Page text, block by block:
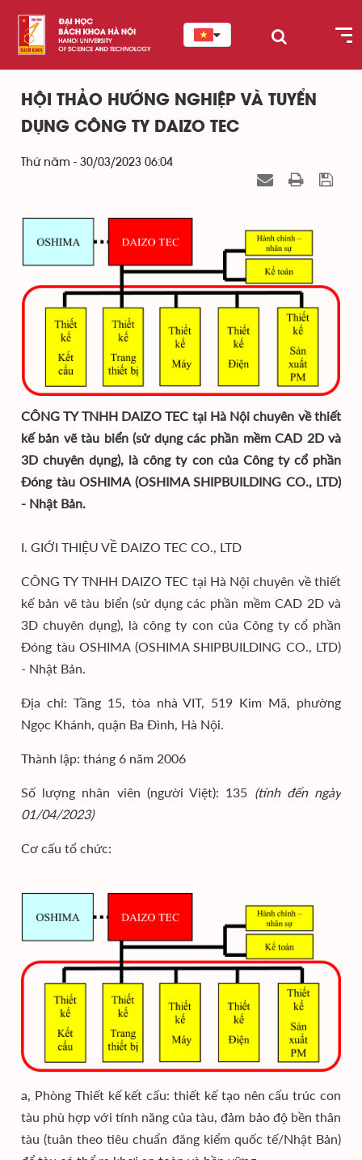
HỘI THẢO HƯỚNG NGHIỆP VÀ TUYỂN
DỤNG CÔNG TY DAIZO TEC
Thứ năm - 30/03/2023 06:04
CÔNG TY TNHH DAIZO TEC tại Hà Nội chuyên về thiết
kế bản vẽ tàu biển (sử dụng các phần mềm CAD 2D và
3D chuyên dụng), là công ty con của Công ty cổ phần
Đóng tàu OSHIMA (OSHIMA SHIPBUILDING CO., LTD)
- Nhật Bản.
I. GIỚI THIỆU VỀ DAIZO TEC CO., LTD
CÔNG TY TNHH DAIZO TEC tại Hà Nội chuyên về thiết
kế bản vẽ tàu biển (sử dụng các phần mềm CAD 2D và
3D chuyên dụng), là công ty con của Công ty cổ phần
Đóng tàu OSHIMA (OSHIMA SHIPBUILDING CO., LTD)
- Nhật Bản.
Địa chỉ: Tầng 15, tòa nhà VIT, 519 Kim Mã, phường
Ngọc Khánh, quận Ba Đình, Hà Nội.
Thành lập: tháng 6 năm 2006
Số lượng nhân viên (người Việt): 135 (tính đến ngày
01/04/2023)
Cơ cấu tổ chức:
a, Phòng Thiết kế kết cấu: thiết kế tạo nên cấu trúc con
tàu phù hợp với tính năng của tàu, đảm bảo độ bền thân
tàu (tuân theo tiêu chuẩn đăng kiểm quốc tế/Nhật Bản)